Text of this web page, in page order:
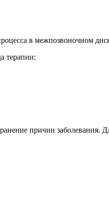
в межпозвоночном
терапии:
причин